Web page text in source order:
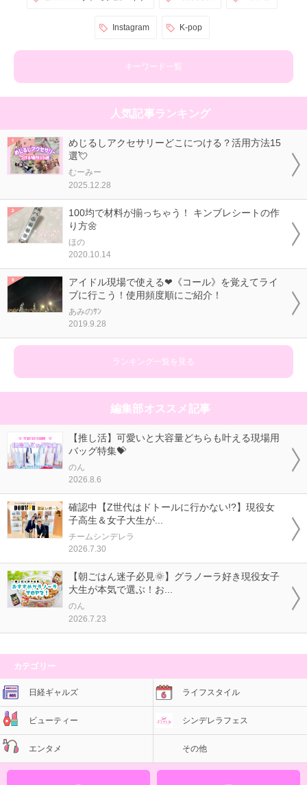
Instagram K-pop
キーワード一覧
人気記事ランキング
めじるしアクセサリーどこにつける？活用方法15
選💘
むーみー
2025.12.28
100均で材料が揃っちゃう！ キンブレシートの作
り方🌼
ほの
2020.10.14
アイドル現場で使える❤《コール》を覚えてライ
ブに行こう！使用頻度順にご紹介！
あみのｻﾝ
2019.9.28
ランキング一覧を見る
編集部オススメ記事
【推し活】可愛いと大容量どちらも叶える現場用
バッグ特集💝
のん
2026.8.6
確認中【Z世代はドトールに行かない!?】現役女
子高生＆女子大生が...
チームシンデレラ
2026.7.30
【朝ごはん迷子必見🌞】グラノーラ好き現役女子
大生が本気で選ぶ！お...
のん
2026.7.23
カテゴリー
日経ギャルズ ライフスタイル
ビューティー シンデレラフェス
エンタメ その他